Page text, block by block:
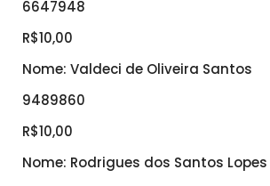
6647948
R$10,00
Nome: Valdeci de Oliveira Santos
9489860
R$10,00
Nome: Rodrigues dos Santos Lopes